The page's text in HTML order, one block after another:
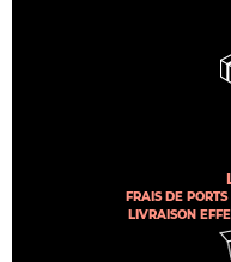
FRAIS DE
LIVRAISON